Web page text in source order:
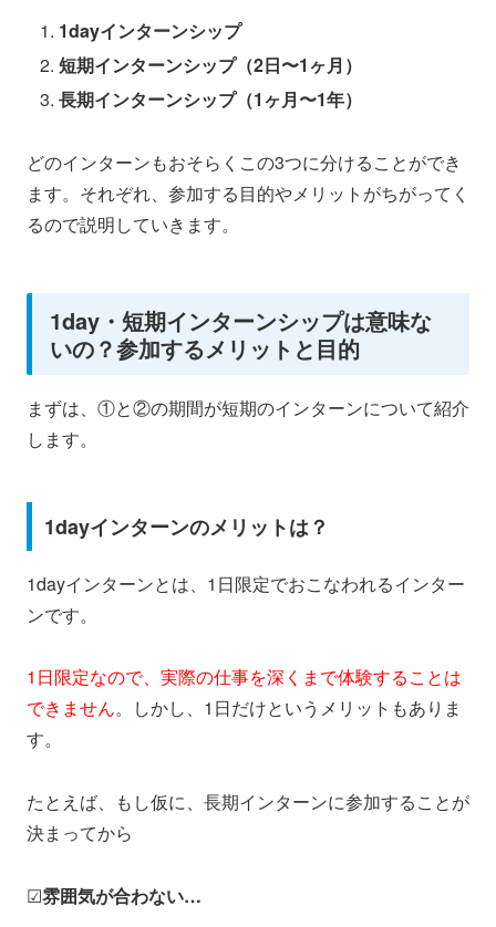
1dayインターンシップ
短期インターンシップ（2日〜1ヶ月）
長期インターンシップ（1ヶ月〜1年）
どのインターンもおそらくこの3つに分けることができ
ます。それぞれ、参加する目的やメリットがちがってく
るので説明していきます。
1day・短期インターンシップは意味な
いの？参加するメリットと目的
まずは、①と②の期間が短期のインターンについて紹介
します。
1dayインターンのメリットは？
1dayインターンとは、1日限定でおこなわれるインター
ンです。
1日限定なので、実際の仕事を深くまで体験することは
できません。しかし、1日だけというメリットもありま
す。
たとえば、もし仮に、長期インターンに参加することが
決まってから
☑雰囲気が合わない…